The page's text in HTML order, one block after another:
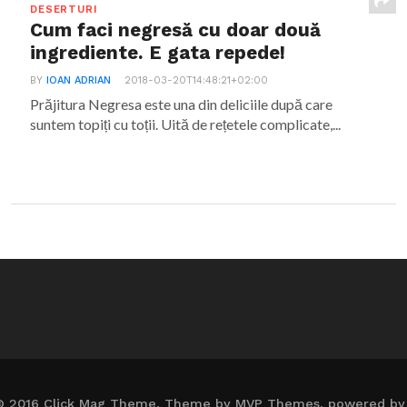
DESERTURI
Cum faci negresă cu doar două
ingrediente. E gata repede!
BYIOAN ADRIAN 2018-03-20T14:48:21+02:00
Prăjitura Negresa este una din deliciile după care
suntem topiți cu toții. Uită de rețetele complicate,...
2016 Click Mag Theme. Theme by MVP Themes, powered by